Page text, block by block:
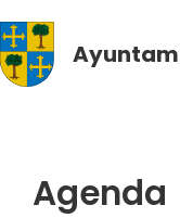
al
contenido
Agenda